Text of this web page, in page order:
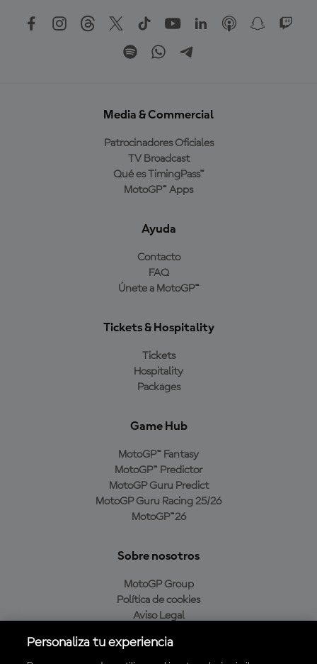
Media & Commercial
Patrocinadores Oficiales
TV Broadcast
Qué es TimingPass™
MotoGP™ Apps
Ayuda
Contacto
FAQ
Únete a MotoGP™
Tickets & Hospitality
Tickets
Hospitality
Packages
Game Hub
MotoGP™ Fantasy
MotoGP™ Predictor
MotoGP Guru Predict
MotoGP Guru Racing 25/26
MotoGP™26
Sobre nosotros
MotoGP Group
Política de cookies
Aviso Legal
Política de compra
Personaliza tu experiencia